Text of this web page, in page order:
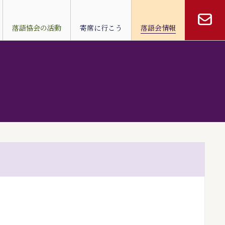
落語協会の活動 寄席に行こう 落語会情報